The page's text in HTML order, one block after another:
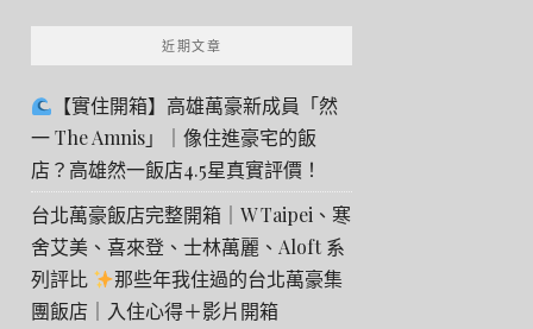
近期文章
【實住開箱】高雄萬豪新成員「然
一 The Amnis」｜像住進豪宅的飯
店？高雄然一飯店4.5星真實評價！
台北萬豪飯店完整開箱｜W Taipei、寒
舍艾美、喜來登、士林萬麗、Aloft 系
列評比
那些年我住過的台北萬豪集
團飯店｜入住心得＋影片開箱